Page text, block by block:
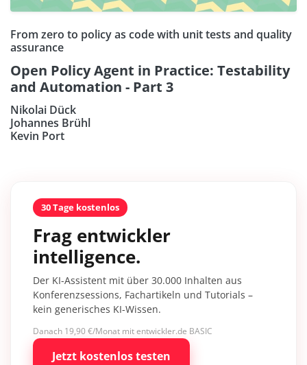
From zero to policy as code with unit tests and quality
assurance
Open Policy Agent in Practice: Testability
and Automation - Part 3
Nikolai Dück
Johannes Brühl
Kevin Port
30 Tage kostenlos
Frag entwickler
intelligence.
Der KI-Assistent mit über 30.000 Inhalten aus
Konferenzsessions, Fachartikeln und Tutorials –
kein generisches KI-Wissen.
Danach 19,90 €/Monat mit entwickler.de BASIC
Jetzt kostenlos testen